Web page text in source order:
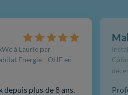
à Laurie par
Energie - OHE en
depuis plus de 8 ans,